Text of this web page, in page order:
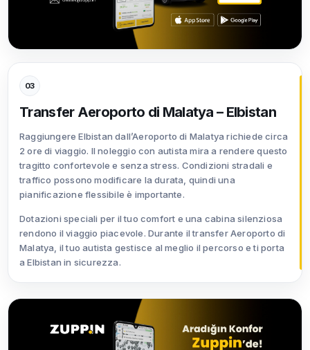
03
Transfer Aeroporto di Malatya – Elbistan
Raggiungere Elbistan dall’Aeroporto di Malatya richiede circa
2 ore di viaggio. Il noleggio con autista mira a rendere questo
tragitto confortevole e senza stress. Condizioni stradali e
traffico possono modificare la durata, quindi una
pianificazione flessibile è importante.
Dotazioni speciali per il tuo comfort e una cabina silenziosa
rendono il viaggio piacevole. Durante il transfer Aeroporto di
Malatya, il tuo autista gestisce al meglio il percorso e ti porta
a Elbistan in sicurezza.